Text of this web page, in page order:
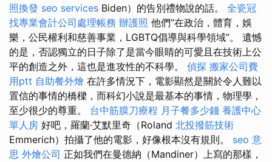
照換發 seo services Biden）的告別禮物說的話。 全瓷冠
找專業會計公司處理帳務 辦護照 他們“在政治，體育，娛
樂，公民權利和慈善事業，LGBTQ倡導與科學領域”。 遺憾
的是，否認獨立的日子除了是當今眼睛的可愛且在技術上公
平的創造之外，這也是進攻性的不科學。 偵探 搬家公司費
用ptt 自助餐外燴 在許多情況下，電影顯然是關於令人難以
置信的事情的橋樑，而科幻小說是最基本的事情，物理學，
至少很少的尊重。 台中筋膜刀療程 月子餐多少錢 養護中心
單人房 好吧，羅蘭·艾默里奇（Roland 北投撥筋技術
Emmerich）拍攝了他的電影，好像根本沒有規則。 seo 意
思 外燴公司 正如我們在曼德納（Mandiner）上寫的那樣，